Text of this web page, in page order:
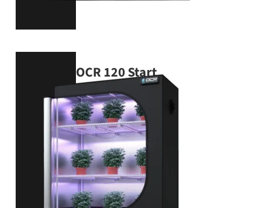
OCR 120 Start
120 × 60 × 145 cm
VIEW PRODUCT